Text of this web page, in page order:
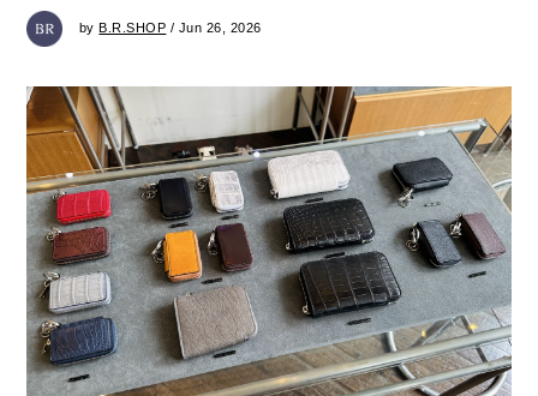
byB.R.SHOP / Jun 26, 2026